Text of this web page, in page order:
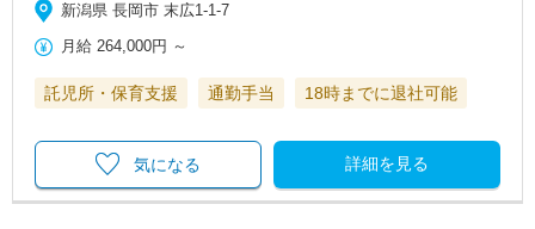
新潟県 長岡市 末広1-1-7
月給 264,000円 ～
託児所・保育支援 通勤手当 18時までに退社可能
詳細を見る
気になる